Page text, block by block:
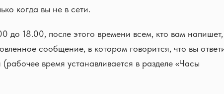
когда вы не в сети.
до 18.00, после этого времени всем, кто вам напишет,
сообщение, в котором говорится, что вы
время устанавливается в разделе «Часы